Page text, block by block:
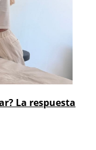
La respuesta